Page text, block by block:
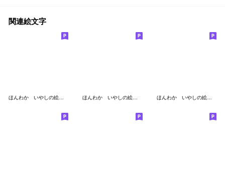
関連絵文字
ほんわか いやしの絵文字 第20弾